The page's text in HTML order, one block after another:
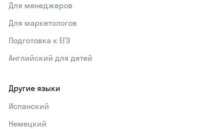
Для менеджеров
Для маркетологов
Подготовка к ЕГЭ
Английский для детей
Другие языки
Испанский
Немецкий